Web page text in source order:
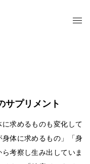
サプリメント
求めるものも変化して
体に求めるもの」「身
考察し生み出していま